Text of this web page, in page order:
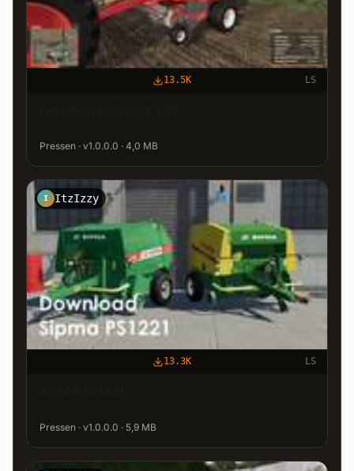
13.5K LS
Pressen · v1.0.0.0 · 4,0 MB
I ItzIzzy
13.3K LS
Pressen · v1.0.0.0 · 5,9 MB